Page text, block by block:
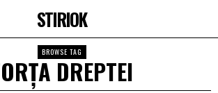
STIRIOK
BROWSE TAG
DREPTEI